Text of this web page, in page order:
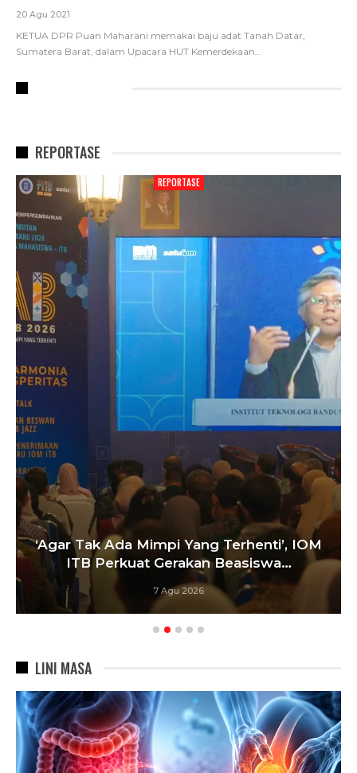
20 Agu 2021
KETUA DPR Puan Maharani memakai baju adat Tanah Datar,
Sumatera Barat, dalam Upacara HUT Kemerdekaan…
REPORTASE
REPORTASE
‘Agar Tak Ada Mimpi Yang Terhenti’, IOM
ITB Perkuat Gerakan Beasiswa…
7 Agu 2026
LINI MASA